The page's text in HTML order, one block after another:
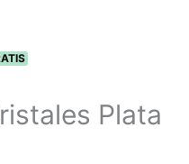
Plata